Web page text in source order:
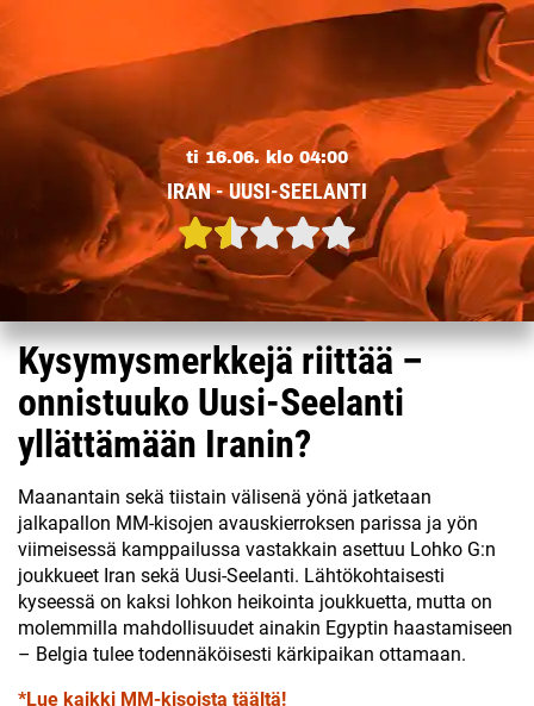
ti 16.06. klo 04:00
IRAN - UUSI-SEELANTI
Kysymysmerkkejä riittää –
onnistuuko Uusi-Seelanti
yllättämään Iranin?
Maanantain sekä tiistain välisenä yönä jatketaan
jalkapallon MM-kisojen avauskierroksen parissa ja yön
viimeisessä kamppailussa vastakkain asettuu Lohko G:n
joukkueet Iran sekä Uusi-Seelanti. Lähtökohtaisesti
kyseessä on kaksi lohkon heikointa joukkuetta, mutta on
molemmilla mahdollisuudet ainakin Egyptin haastamiseen
– Belgia tulee todennäköisesti kärkipaikan ottamaan.
*Lue kaikki MM-kisoista täältä!